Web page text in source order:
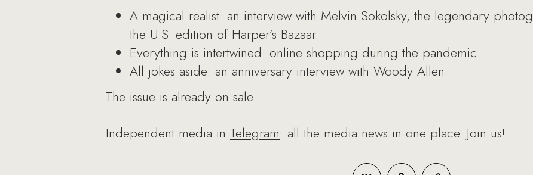
A magical realist: an interview with Melvin Sokolsky, the legendary
the U.S. edition of Harper’s Bazaar.
Everything is intertwined: online shopping during the pandemic.
All jokes aside: an anniversary interview with Woody Allen.
The issue is already on sale.
Independent media in Telegram: all the media news in one place. Join us!